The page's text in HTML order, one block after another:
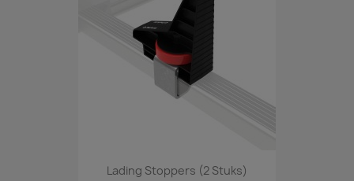
Lading Stoppers (2 Stuks)